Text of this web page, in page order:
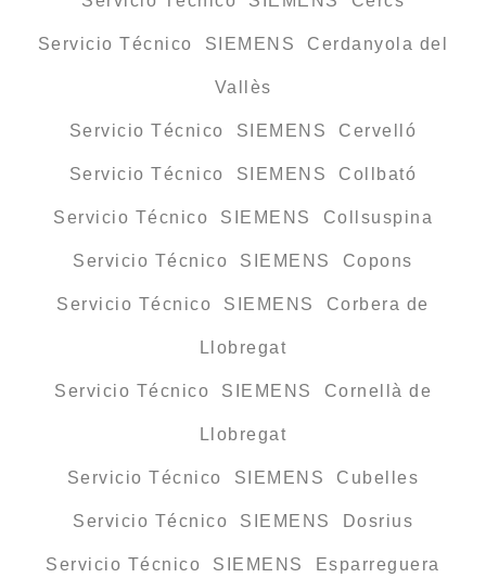
Servicio Técnico SIEMENS Cerdanyola del
Vallès
Servicio Técnico SIEMENS Cervelló
Servicio Técnico SIEMENS Collbató
Servicio Técnico SIEMENS Collsuspina
Servicio Técnico SIEMENS Copons
Servicio Técnico SIEMENS Corbera de
Llobregat
Servicio Técnico SIEMENS Cornellà de
Llobregat
Servicio Técnico SIEMENS Cubelles
Servicio Técnico SIEMENS Dosrius
Servicio Técnico SIEMENS Esparreguera